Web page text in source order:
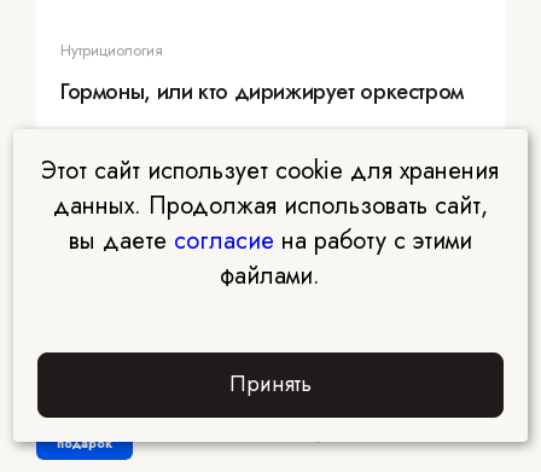
подарок
Нутрициология
Гормоны, или кто дирижирует оркестром
Этот сайт использует cookie для хранения
данных. Продолжая использовать сайт,
вы даете согласие на работу с этими
файлами.
Принять